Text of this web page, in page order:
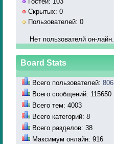
Скрытых: 0
Пользователей: 0
Нет пользователй он-лайн.
Board Stats
Всего пользователей: 806
Всего сообщений: 115650
Всего тем: 4003
Всего категорий: 8
Всего разделов: 38
Максимум онлайн: 916